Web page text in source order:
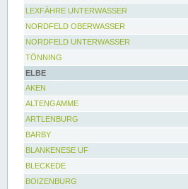
LEXFÄHRE UNTERWASSER
NORDFELD OBERWASSER
NORDFELD UNTERWASSER
TÖNNING
ELBE
AKEN
ALTENGAMME
ARTLENBURG
BARBY
BLANKENESE UF
BLECKEDE
BOIZENBURG